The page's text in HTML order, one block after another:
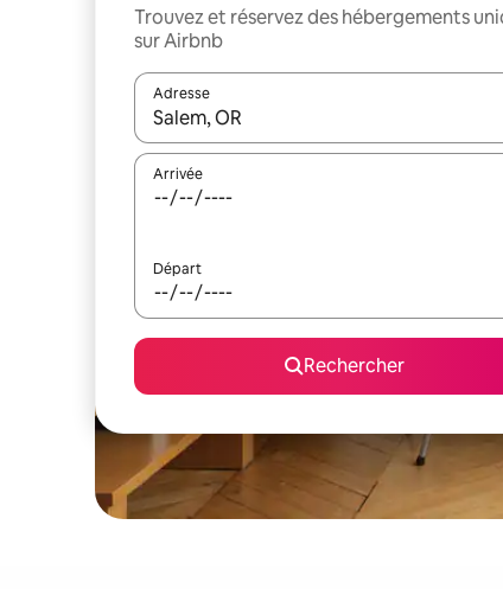
Trouvez et réservez des hébergements
sur Airbnb
Adresse
Lorsque les résultats s'affichent, utilisez les
Arrivée
Départ
Rechercher